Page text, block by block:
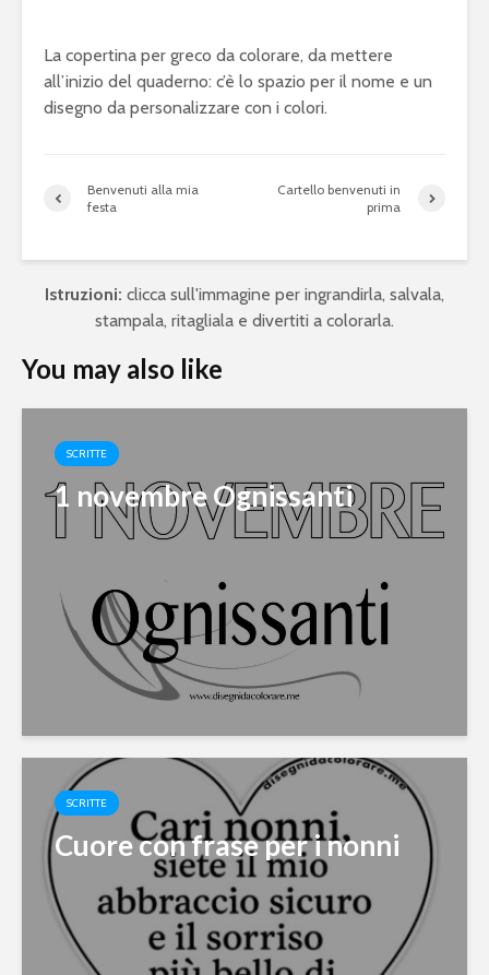
La copertina per greco da colorare, da mettere
all’inizio del quaderno: c’è lo spazio per il nome e un
disegno da personalizzare con i colori.
Benvenuti alla mia
festa
Cartello benvenuti in
prima
Istruzioni: clicca sull'immagine per ingrandirla, salvala,
stampala, ritagliala e divertiti a colorarla.
You may also like
SCRITTE
1 novembre Ognissanti
SCRITTE
Cuore con frase per i nonni